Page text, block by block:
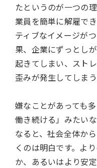
たというのが一つの
業員を簡単に解雇で
ティブなイメージが
果、企業にずっとし
起きてしまい、スト
歪みが発生してしまう
嫌なことがあっても
働き続ける」みたい
なると、社会全体か
くのは明白です。よ
か、あるいはより安